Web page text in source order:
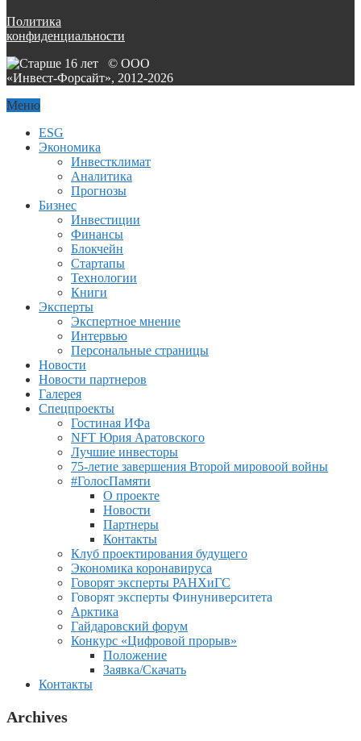
Политика
конфиденциальности
© ООО
«Инвест-Форсайт», 2012-2026
Меню
ESG
Экономика
Инвестклимат
Аналитика
Прогнозы
Бизнес
Инвестиции
Финансы
Блокчейн
Стартапы
Технологии
Книги
Эксперты
Экспертное мнение
Интервью
Персональные страницы
Новости
Новости партнеров
Галерея
Спецпроекты
Гостиная ИФа
NFT Юрия Аратовского
Лучшие инвесторы
75-летие завершения Второй мировоой войны
#ГолосПамяти
О проекте
Новости
Партнеры
Контакты
Клуб проектирования будущего
Экономика коронавируса
Говорят эксперты РАНХиГС
Говорят эксперты Финуниверситета
Арктика
Гайдаровский форум
Конкурс «Цифровой прорыв»
Положение
Заявка/Скачать
Контакты
Archives